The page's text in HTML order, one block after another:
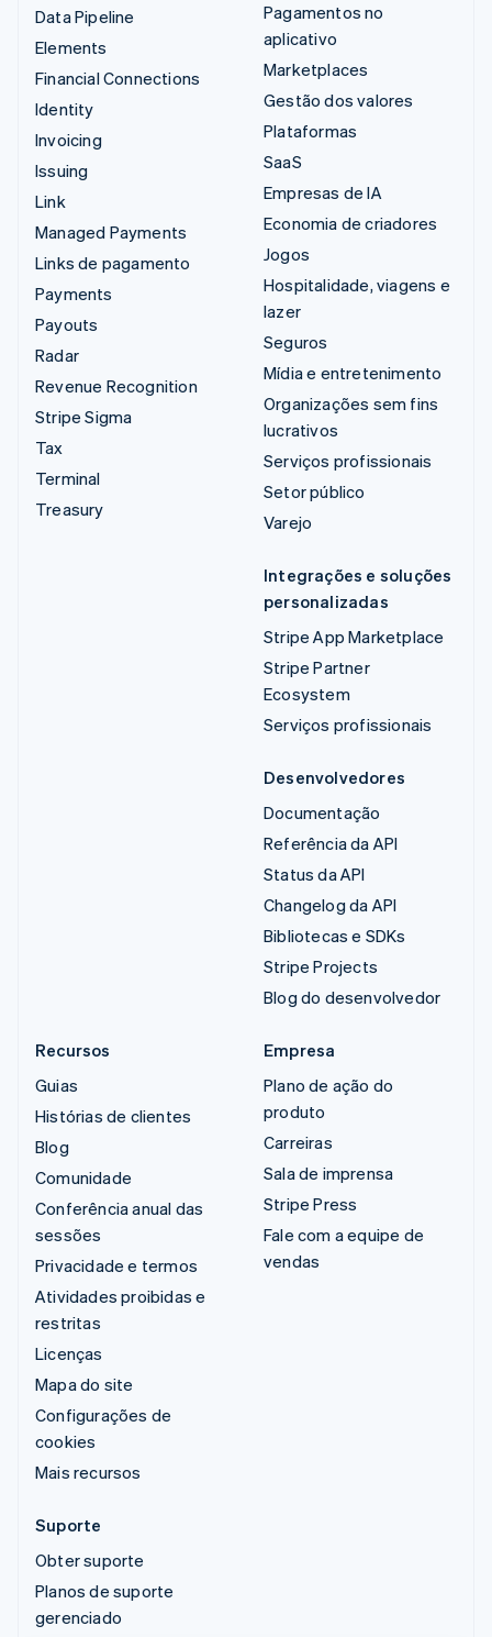
Data Pipeline
Elements
Financial Connections
Identity
Invoicing
Issuing
Link
Managed Payments
Links de pagamento
Payments
Payouts
Radar
Revenue Recognition
Stripe Sigma
Tax
Terminal
Treasury
Pagamentos no
aplicativo
Marketplaces
Gestão dos valores
Plataformas
SaaS
Empresas de IA
Economia de criadores
Jogos
Hospitalidade, viagens e
lazer
Seguros
Mídia e entretenimento
Organizações sem fins
lucrativos
Serviços profissionais
Setor público
Varejo
Integrações e soluções
personalizadas
Stripe App Marketplace
Stripe Partner
Ecosystem
Serviços profissionais
Desenvolvedores
Documentação
Referência da API
Status da API
Changelog da API
Bibliotecas e SDKs
Stripe Projects
Blog do desenvolvedor
Recursos
Guias
Histórias de clientes
Blog
Comunidade
Conferência anual das
sessões
Privacidade e termos
Atividades proibidas e
restritas
Licenças
Mapa do site
Configurações de
cookies
Mais recursos
Empresa
Plano de ação do
produto
Carreiras
Sala de imprensa
Stripe Press
Fale com a equipe de
vendas
Suporte
Obter suporte
Planos de suporte
gerenciado